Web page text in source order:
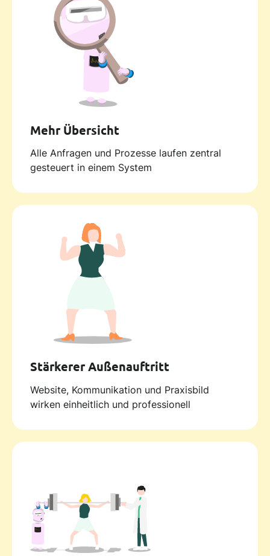
Mehr Übersicht
Alle Anfragen und Prozesse laufen zentral
gesteuert in einem System
Stärkerer Außenauftritt
Website, Kommunikation und Praxisbild
wirken einheitlich und professionell